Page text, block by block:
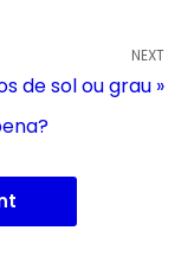
NEXT
de sol ou grau »